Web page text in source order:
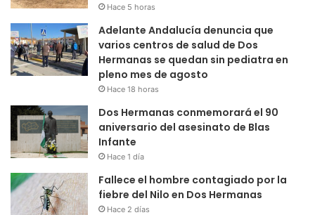
Hace 5 horas
Adelante Andalucía denuncia que
varios centros de salud de Dos
Hermanas se quedan sin pediatra en
pleno mes de agosto
Hace 18 horas
Dos Hermanas conmemorará el 90
aniversario del asesinato de Blas
Infante
Hace 1 día
Fallece el hombre contagiado por la
fiebre del Nilo en Dos Hermanas
Hace 2 días